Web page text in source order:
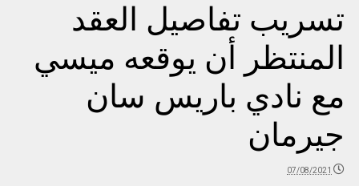
تسريب تفاصيل العقد
المنتظر أن يوقعه ميسي
مع نادي باريس سان
جيرمان
07/08/2021